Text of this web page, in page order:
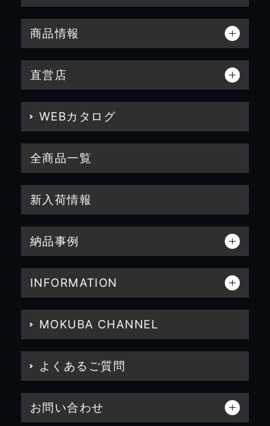
商品情報
直営店
WEBカタログ
全商品一覧
新入荷情報
納品事例
INFORMATION
MOKUBA CHANNEL
よくあるご質問
お問い合わせ